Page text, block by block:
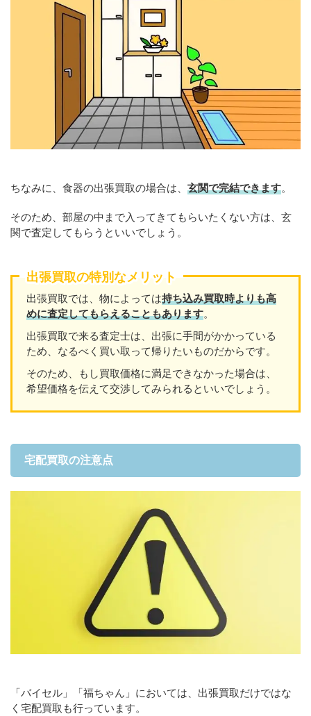
ちなみに、食器の出張買取の場合は、 玄関で完結できます。
そのため、部屋の中まで入ってきてもらいたくない方は、玄
関で査定してもらうといいでしょう。
出張買取の特別なメリット
出張買取では、物によっては持ち込み買取時よりも高
めに査定してもらえることもあります。
出張買取で来る査定士は、出張に手間がかかっている
ため、なるべく買い取って帰りたいものだからです。
そのため、もし買取価格に満足できなかった場合は、
希望価格を伝えて交渉してみられるといいでしょう。
宅配買取の注意点
「バイセル」「福ちゃん」においては、出張買取だけではな
く宅配買取も行っています。